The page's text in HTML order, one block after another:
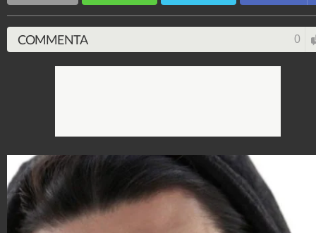
COMMENTA 0